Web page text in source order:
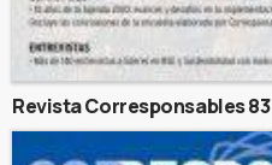
Revista Corresponsables 83